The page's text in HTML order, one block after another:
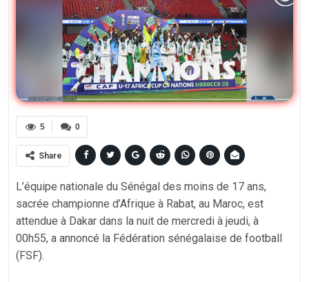
0
5
Share
L’équipe nationale du Sénégal des moins de 17 ans,
sacrée championne d’Afrique à Rabat, au Maroc, est
attendue à Dakar dans la nuit de mercredi à jeudi, à
00h55, a annoncé la Fédération sénégalaise de football
(FSF).